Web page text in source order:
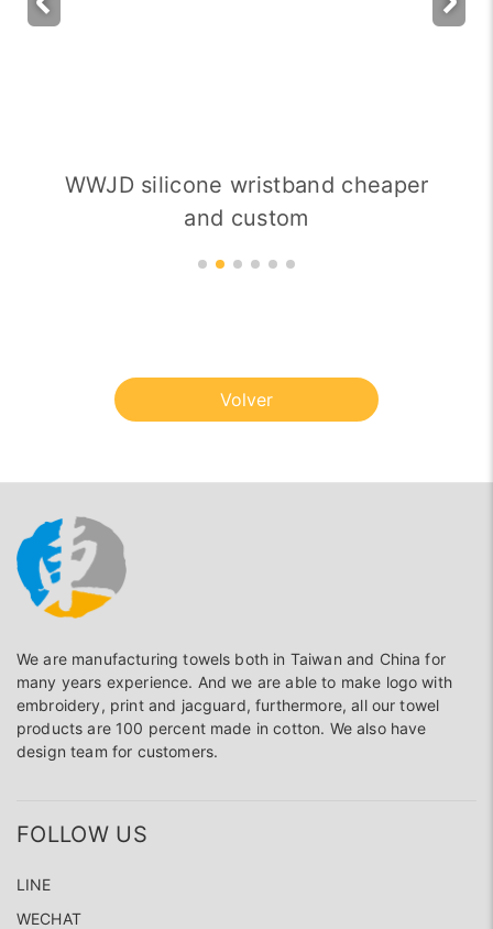
WWJD silicone wristband cheaper
and custom
Volver
We are manufacturing towels both in Taiwan and China for
many years experience. And we are able to make logo with
embroidery, print and jacguard, furthermore, all our towel
products are 100 percent made in cotton. We also have
design team for customers.
FOLLOW US
LINE
WECHAT